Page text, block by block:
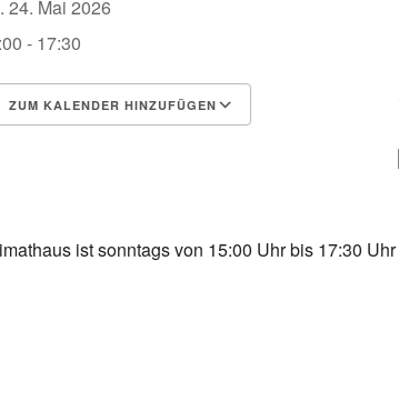
24. Mai 2026
- 17:30
ZUM KALENDER HINZUFÜGEN
Google
ist sonntags von 15:00 Uhr bis 17:30